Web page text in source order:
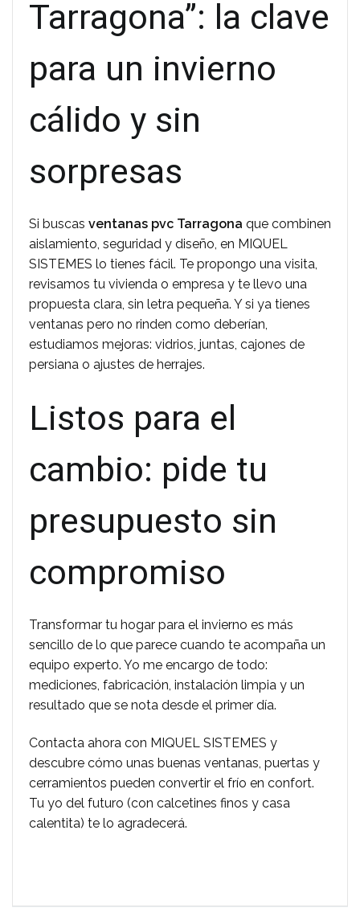
Tarragona”: la clave
para un invierno
cálido y sin
sorpresas
Si buscas ventanas pvc Tarragona que combinen
aislamiento, seguridad y diseño, en MIQUEL
SISTEMES lo tienes fácil. Te propongo una visita,
revisamos tu vivienda o empresa y te llevo una
propuesta clara, sin letra pequeña. Y si ya tienes
ventanas pero no rinden como deberían,
estudiamos mejoras: vidrios, juntas, cajones de
persiana o ajustes de herrajes.
Listos para el
cambio: pide tu
presupuesto sin
compromiso
Transformar tu hogar para el invierno es más
sencillo de lo que parece cuando te acompaña un
equipo experto. Yo me encargo de todo:
mediciones, fabricación, instalación limpia y un
resultado que se nota desde el primer día.
Contacta ahora con MIQUEL SISTEMES y
descubre cómo unas buenas ventanas, puertas y
cerramientos pueden convertir el frío en confort.
Tu yo del futuro (con calcetines finos y casa
calentita) te lo agradecerá.